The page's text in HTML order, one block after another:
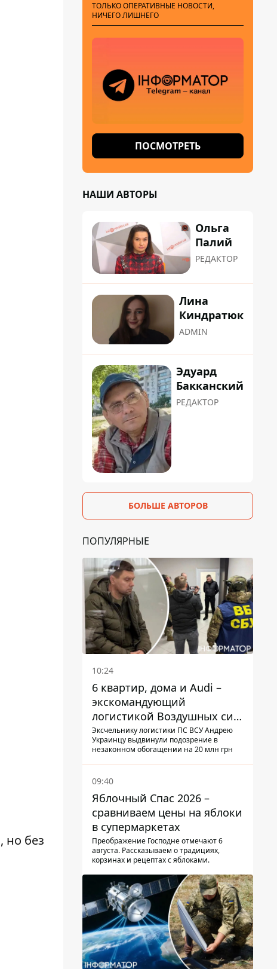
, но без
ТОЛЬКО ОПЕРАТИВНЫЕ НОВОСТИ,
НИЧЕГО ЛИШНЕГО
ПОСМОТРЕТЬ
НАШИ АВТОРЫ
Ольга
Палий
РЕДАКТОР
Лина
Киндратюк
ADMIN
Эдуард
Бакканский
РЕДАКТОР
БОЛЬШЕ АВТОРОВ
ПОПУЛЯРНЫЕ
10:24
6 квартир, дома и Audi –
экскомандующий
логистикой Воздушных сил
ВСУ получил новое
подозрение
Эксчельнику логистики ПС ВСУ Андрею
Украинцу выдвинули подозрение в
незаконном обогащении на 20 млн грн
09:40
Яблочный Спас 2026 –
сравниваем цены на яблоки
в супермаркетах
Преображение Господне отмечают 6
августа. Рассказываем о традициях,
корзинах и рецептах с яблоками.